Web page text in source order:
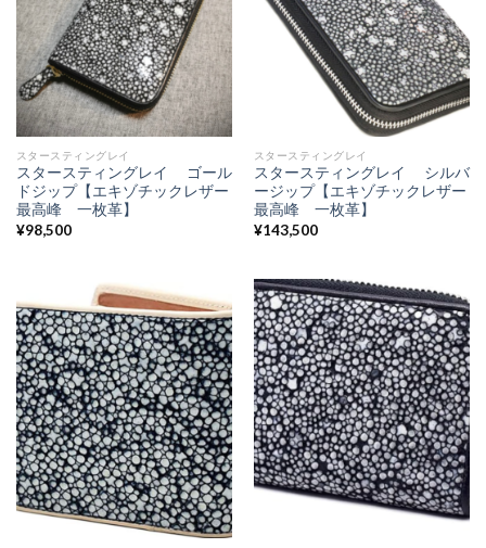
スタースティングレイ
スタースティングレイ ゴール
ドジップ【エキゾチックレザー
最高峰 一枚革】
¥98,500
スタースティングレイ
スタースティングレイ シルバ
ージップ【エキゾチックレザー
最高峰 一枚革】
¥143,500